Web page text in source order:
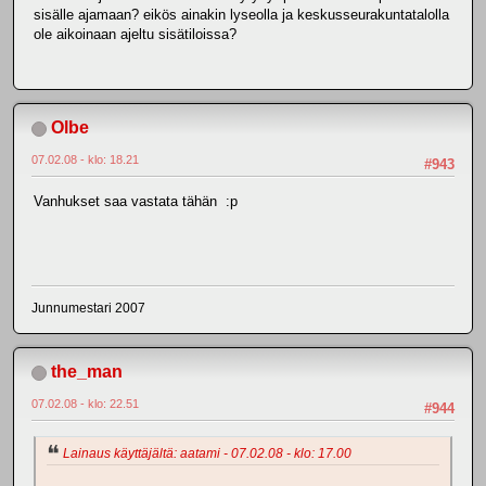
sisälle ajamaan? eikös ainakin lyseolla ja keskusseurakuntatalolla
ole aikoinaan ajeltu sisätiloissa?
Olbe
#943
07.02.08 - klo: 18.21
Vanhukset saa vastata tähän :p
Junnumestari 2007
the_man
#944
07.02.08 - klo: 22.51
Lainaus käyttäjältä: aatami - 07.02.08 - klo: 17.00